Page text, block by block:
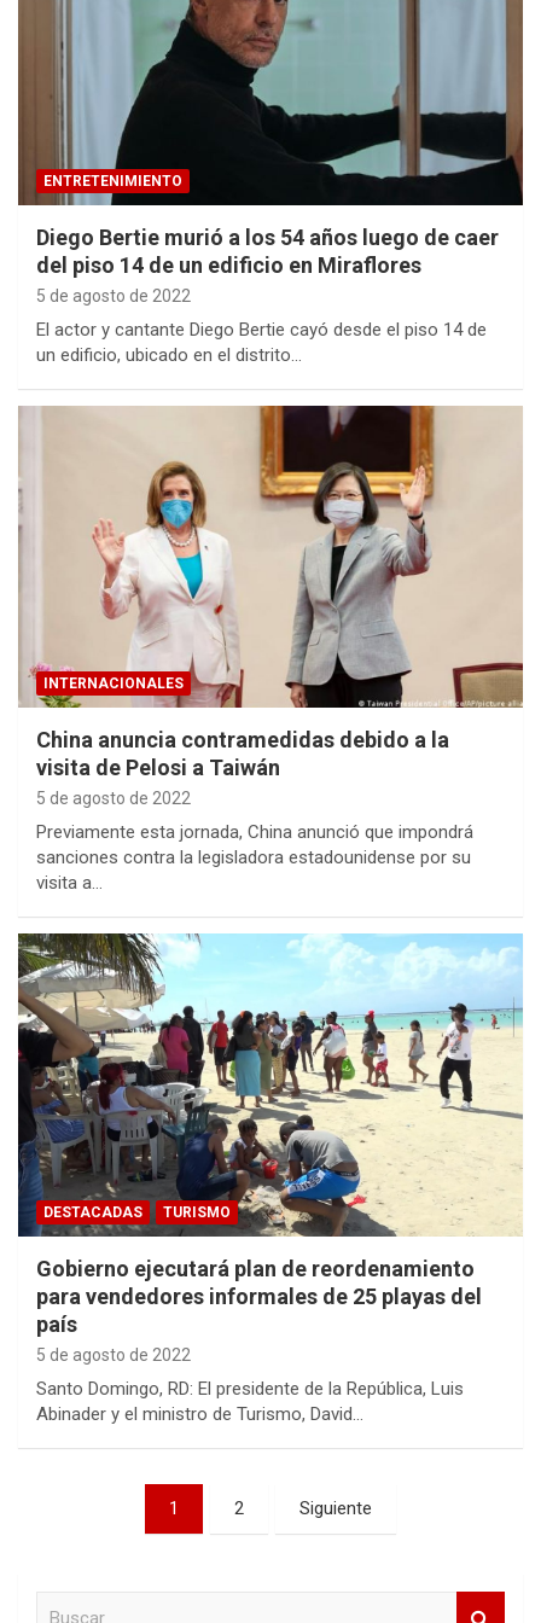
ENTRETENIMIENTO
Diego Bertie murió a los 54 años luego de caer
del piso 14 de un edificio en Miraflores
5 de agosto de 2022
El actor y cantante Diego Bertie cayó desde el piso 14 de
un edificio, ubicado en el distrito…
INTERNACIONALES
China anuncia contramedidas debido a la
visita de Pelosi a Taiwán
5 de agosto de 2022
Previamente esta jornada, China anunció que impondrá
sanciones contra la legisladora estadounidense por su
visita a…
DESTACADAS TURISMO
Gobierno ejecutará plan de reordenamiento
para vendedores informales de 25 playas del
país
5 de agosto de 2022
Santo Domingo, RD: El presidente de la República, Luis
Abinader y el ministro de Turismo, David…
1 2 Siguiente